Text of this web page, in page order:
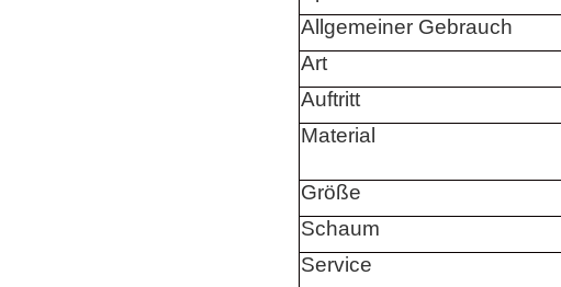
Allgemeiner Gebrauch
Art
Auftritt
Material
Größe
Schaum
Service